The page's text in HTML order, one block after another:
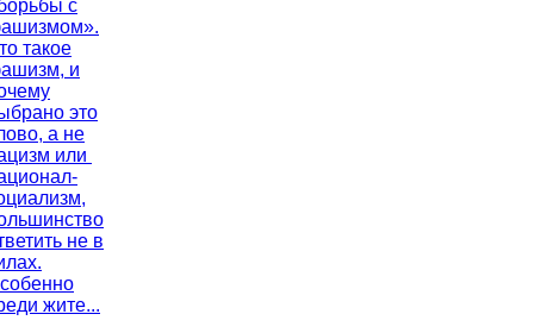
с
такое
и
это
а не
или
не в
жите...